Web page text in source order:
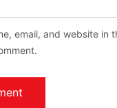
email, and website in